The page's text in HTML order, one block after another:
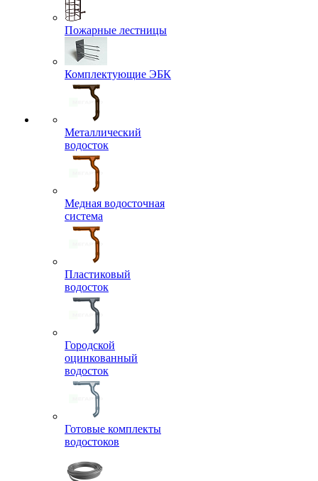
Пожарные лестницы
Комплектующие ЭБК
Металлический
водосток
Медная водосточная
система
Пластиковый
водосток
Городской
оцинкованный
водосток
Готовые комплекты
водостоков